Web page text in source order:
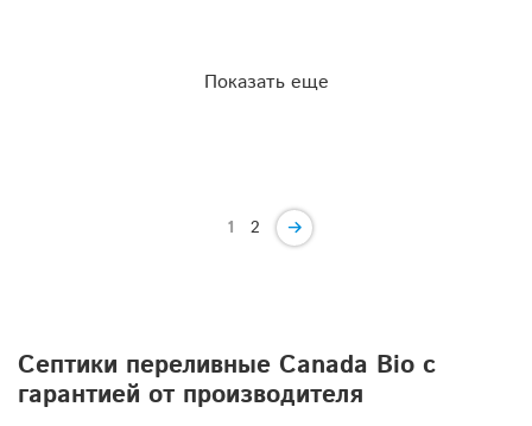
Показать еще
1 2
Септики переливные Canada Bio с
гарантией от производителя